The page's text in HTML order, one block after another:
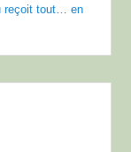
reçoit tout… en